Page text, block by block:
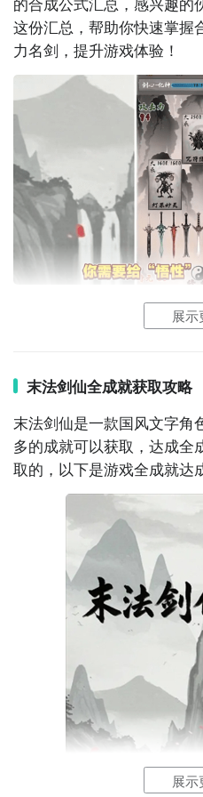
至逆天改命。游戏节奏偏慢
浸式修仙体验的玩家。
4. 《我欲修真》
一款以挂机养成为核心的文
容庞大。玩家通过自动修
式提升实力，还可与其他
誉，耐玩性极高。
5. 《问道》手游
经典回合制MMORPG，以
择五行职业，修炼法宝、组
然非纯放置类，但其深厚
与《末法剑仙》有异曲同工
主打“轻松修仙，挂机变强”
角色多样。游戏中设有飞升
等特色玩法，适合碎片时间
世界的幻想。
7. 《星辰变》手游
改编自知名网络小说，拥有
玩家将跟随主角秦羽的脚步
包含渡劫、炼器、洞府经营
代入感强烈。
8. 《少年西游记》
虽以西游为背景，但融合了
收集神将、修炼神通、挑战
步提升战力。其挂机推图+
戏的成长节奏非常相似。
9. 《仙剑奇侠传Online》
这份汇总，帮助你快速掌握
力名剑，提升游戏体验！
末法剑仙名剑合成公式
1、玄铁：金+木
2、金蛇：金+水
3、渊虹：金+火
4、奔雷：金+土
5、青霜：木+水
6、七星：木+火
7、秋水：木+土
8、君子：水+火
9、碧血：水+土
10、藏锋：火+土
11、飞景：金+金
展示
末法剑仙全成就获取攻略
末法剑仙是一款国风文字角
多的成就可以获取，达成全
取的，以下是游戏全成就达
展示